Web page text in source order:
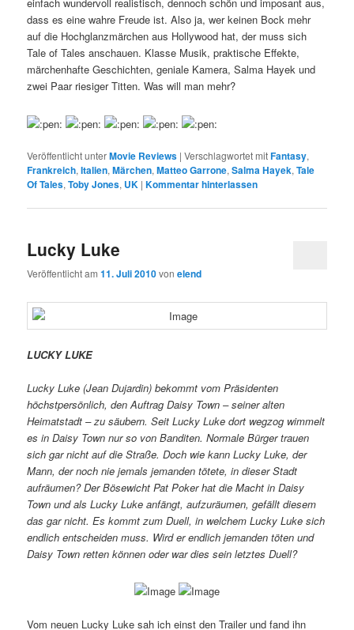
einfach wundervoll realistisch, dennoch schön und imposant aus,
dass es eine wahre Freude ist. Also ja, wer keinen Bock mehr
auf die Hochglanzmärchen aus Hollywood hat, der muss sich
Tale of Tales anschauen. Klasse Musik, praktische Effekte,
märchenhafte Geschichten, geniale Kamera, Salma Hayek und
zwei Paar riesiger Titten. Was will man mehr?
Veröffentlicht unterMovie Reviews |Verschlagwortet mitFantasy,
Frankreich,Italien,Märchen,Matteo Garrone,Salma Hayek,Tale
Of Tales,Toby Jones, UK |Kommentar hinterlassen
Lucky Luke
Veröffentlicht am11. Juli 2010vonelend
LUCKY LUKE
Lucky Luke (Jean Dujardin) bekommt vom Präsidenten
höchstpersönlich, den Auftrag Daisy Town – seiner alten
Heimatstadt – zu säubern. Seit Lucky Luke dort wegzog wimmelt
es in Daisy Town nur so von Banditen. Normale Bürger trauen
sich gar nicht auf die Straße. Doch wie kann Lucky Luke, der
Mann, der noch nie jemals jemanden tötete, in dieser Stadt
aufräumen? Der Bösewicht Pat Poker hat die Macht in Daisy
Town und als Lucky Luke anfängt, aufzuräumen, gefällt diesem
das gar nicht. Es kommt zum Duell, in welchem Lucky Luke sich
endlich entscheiden muss. Wird er endlich jemanden töten und
Daisy Town retten können oder war dies sein letztes Duell?
Vom neuen Lucky Luke sah ich einst den Trailer und fand ihn